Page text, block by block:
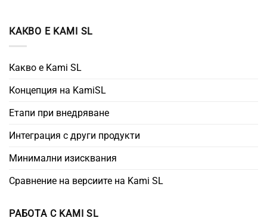
КАКВО Е KAMI SL
Какво е Kami SL
Концепция на KamiSL
Етапи при внедряване
Интеграция с други продукти
Минимални изисквания
Сравнение на версиите на Kami SL
РАБОТА С KAMI SL